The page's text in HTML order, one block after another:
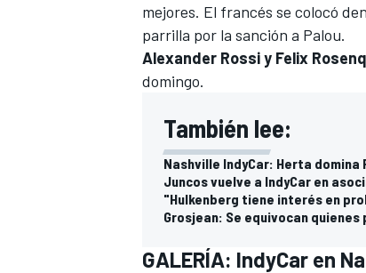
mejores. El francés se colocó
parrilla por la sanción a Palou.
Alexander Rossi y Felix
domingo.
También lee:
Nashville IndyCar: Herta domina
Juncos vuelve a IndyCar en
"Hulkenberg tiene interés en
Grosjean: Se equivocan
GALERÍA: IndyCar en